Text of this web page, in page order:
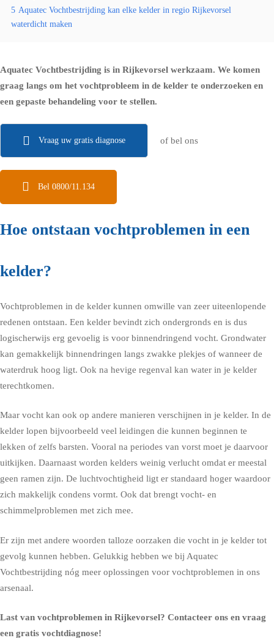
5 Aquatec Vochtbestrijding kan elke kelder in regio Rijkevorsel
waterdicht maken
Aquatec Vochtbestrijding is in Rijkevorsel werkzaam. We komen
graag langs om het vochtprobleem in de kelder te onderzoeken en
een gepaste behandeling voor te stellen.
Vraag uw gratis diagnose of bel ons
Bel 0800/11.134
Hoe ontstaan vochtproblemen in een
kelder?
Vochtproblemen in de kelder kunnen omwille van zeer uiteenlopende
redenen ontstaan. Een kelder bevindt zich ondergronds en is dus
logischerwijs erg gevoelig is voor binnendringend vocht. Grondwater
kan gemakkelijk binnendringen langs zwakke plekjes of wanneer de
waterdruk hoog ligt. Ook na hevige regenval kan water in je kelder
terechtkomen.
Maar vocht kan ook op andere manieren verschijnen in je kelder. In de
kelder lopen bijvoorbeeld veel leidingen die kunnen beginnen te
lekken of zelfs barsten. Vooral na periodes van vorst moet je daarvoor
uitkijken. Daarnaast worden kelders weinig verlucht omdat er meestal
geen ramen zijn. De luchtvochtigheid ligt er standaard hoger waardoor
zich makkelijk condens vormt. Ook dat brengt vocht- en
schimmelproblemen met zich mee.
Er zijn met andere woorden talloze oorzaken die vocht in je kelder tot
gevolg kunnen hebben. Gelukkig hebben we bij Aquatec
Vochtbestrijding nóg meer oplossingen voor vochtproblemen in ons
arsenaal.
Last van vochtproblemen in Rijkevorsel? Contacteer ons en vraag
een gratis vochtdiagnose!